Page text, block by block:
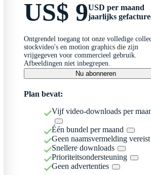
US$ 9USD per maand
jaarlijks
Ontgrendel toegang tot onze volledige
stockvideo's en motion graphics die zijn
vrijgegeven voor commercieel gebruik.
Afbeeldingen niet inbegrepen.
Nu abonneren
Plan bevat:
Vijf video-downloads per
Één bundel per maand
Geen naamsvermelding vereist
Snellere downloads
Prioriteitsondersteuning
Geen advertenties